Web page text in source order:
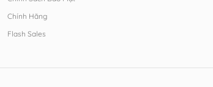
Chính Hãng
Flash Sales